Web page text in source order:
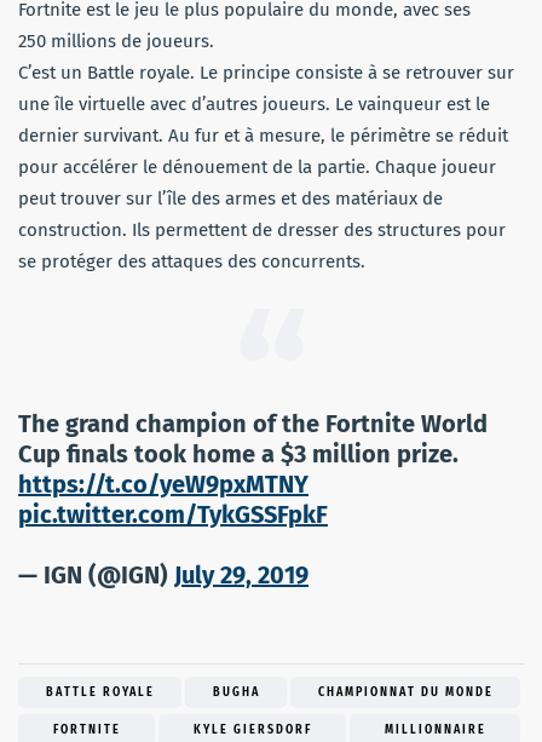
Fortnite est le jeu le plus populaire du monde, avec ses
250 millions de joueurs.
C’est un Battle royale. Le principe consiste à se retrouver sur
une île virtuelle avec d’autres joueurs. Le vainqueur est le
dernier survivant. Au fur et à mesure, le périmètre se réduit
pour accélérer le dénouement de la partie. Chaque joueur
peut trouver sur l’île des armes et des matériaux de
construction. Ils permettent de dresser des structures pour
se protéger des attaques des concurrents.
The grand champion of the Fortnite World
Cup finals took home a $3 million prize.
https://t.co/yeW9pxMTNY
pic.twitter.com/TykGSSFpkF
— IGN (@IGN) July 29, 2019
BATTLE ROYALE BUGHA CHAMPIONNAT DU MONDE
FORTNITE KYLE GIERSDORF MILLIONNAIRE